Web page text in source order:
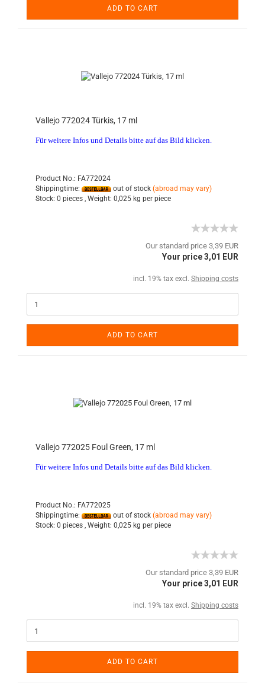
ADD TO CART
Vallejo 772024 Türkis, 17 ml
Für weitere Infos und Details bitte auf das Bild klicken.
Product No.: FA772024
Shippingtime:
out of stock (abroad may vary)
Stock: 0 pieces , Weight: 0,025 kg per piece
Our standard price 3,39 EUR
Your price 3,01 EUR
incl. 19% tax excl. Shipping costs
ADD TO CART
Vallejo 772025 Foul Green, 17 ml
Für weitere Infos und Details bitte auf das Bild klicken.
Product No.: FA772025
Shippingtime:
out of stock (abroad may vary)
Stock: 0 pieces , Weight: 0,025 kg per piece
Our standard price 3,39 EUR
Your price 3,01 EUR
incl. 19% tax excl. Shipping costs
ADD TO CART